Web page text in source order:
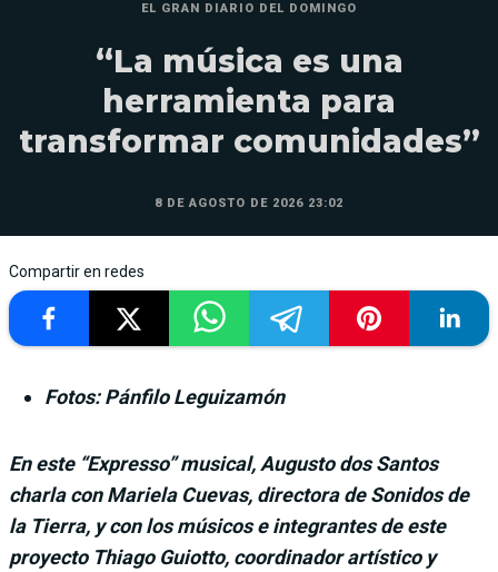
EL GRAN DIARIO DEL DOMINGO
“La música es una
herramienta para
transformar comunidades”
8 DE AGOSTO DE 2026 23:02
Compartir en redes
Fotos: Pánfilo Leguizamón
En este “Expresso” musical, Augusto dos Santos
charla con Mariela Cuevas, directora de Sonidos de
la Tierra, y con los músicos e integrantes de este
proyecto Thiago Guiotto, coordinador artístico y